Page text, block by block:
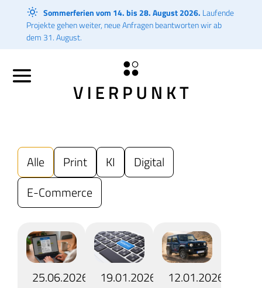
Sommerferien vom 14. bis 28. August 2026. Laufende
Projekte gehen weiter, neue Anfragen beantworten wir ab
dem 31. August.
Alle Print KI
Digital
E-Commerce
25.06.2026 19.01.2026 12.01.2026